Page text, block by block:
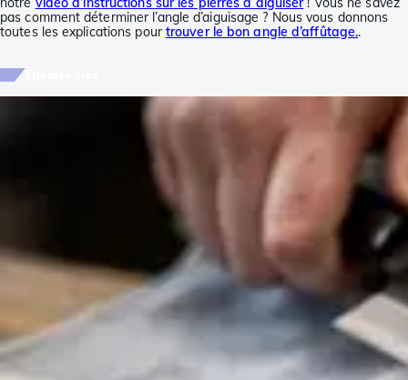
pas comment déterminer l’angle d’aiguisage ? Nous vous donnons
toutes les explications pour trouver le bon angle d’affûtage..